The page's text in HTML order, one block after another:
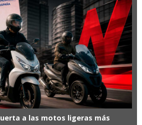
a las motos ligeras más